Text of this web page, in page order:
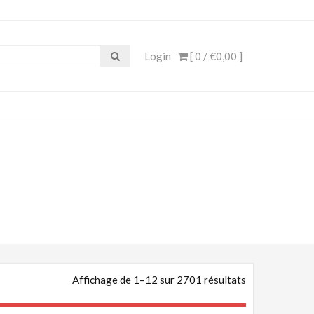
[ 0 /€0,00 ]
Login
Affichage de 1–12 sur 2701 résultats